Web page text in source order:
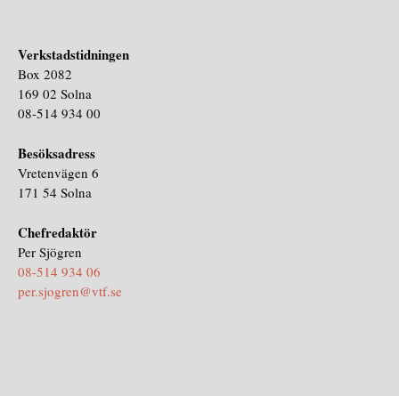
Verkstadstidningen
Box 2082
169 02 Solna
08-514 934 00
Besöksadress
Vretenvägen 6
171 54 Solna
Chefredaktör
Per Sjögren
08-514 934 06
per.sjogren@vtf.se